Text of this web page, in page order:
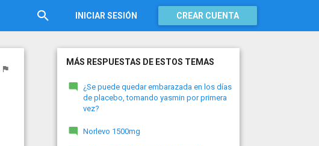
INICIAR SESIÓN CREAR CUENTA
MÁS RESPUESTAS DE ESTOS TEMAS
¿Se puede quedar embarazada en los días
de placebo, tomando yasmin por primera
vez?
Norlevo 1500mg